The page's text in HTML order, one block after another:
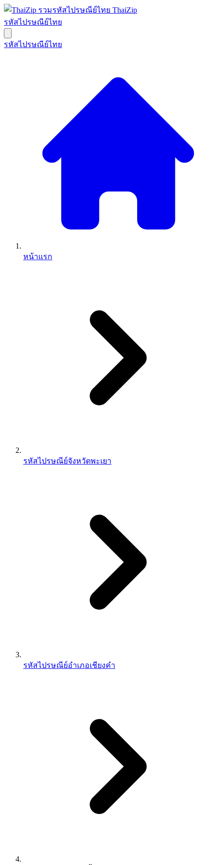
ThaiZip
รหัสไปรษณีย์ไทย
รหัสไปรษณีย์ไทย
หน้าแรก
รหัสไปรษณีย์จังหวัดพะเยา
รหัสไปรษณีย์อำเภอเชียงคำ